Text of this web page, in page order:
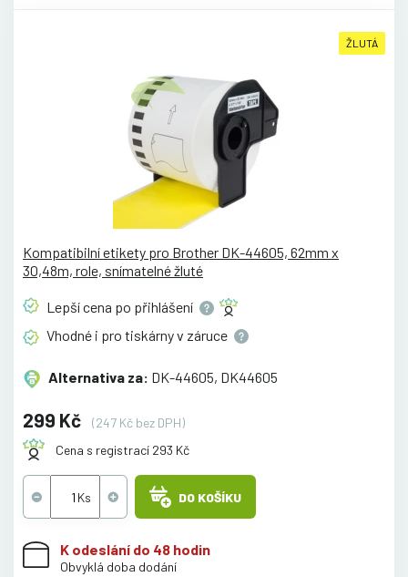
ŽLUTÁ
Kompatibilní etikety pro Brother DK-44605, 62mm x
30,48m, role, snímatelné žluté
Lepší cena po přihlášení
Vhodné i pro tiskárny v záruce
Alternativa za: DK-44605, DK44605
299 Kč
(247 Kč bez DPH)
Cena s registrací 293 Kč
DO KOŠÍKU
K odeslání do 48 hodin
Obvyklá doba dodání